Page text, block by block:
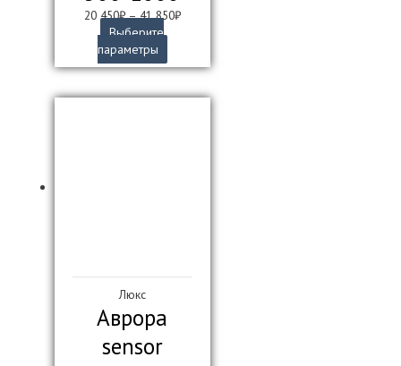
20 450₽–41 850₽
Выберите
параметры
товар
несколько
Люкс
Аврора
sensor